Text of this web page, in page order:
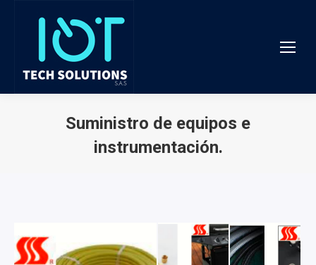
Suministro de equipos e
instrumentación.